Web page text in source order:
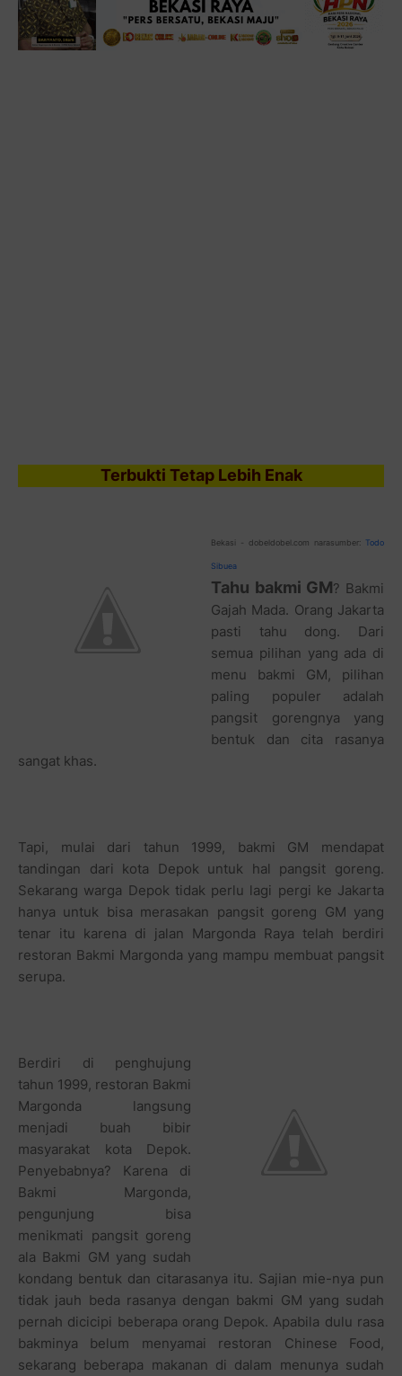
Terbukti Tetap Lebih Enak
Bekasi - dobeldobel.com narasumber: Todo
Sibuea
Tahu bakmi GM? Bakmi
Gajah Mada. Orang Jakarta
pasti tahu dong. Dari
semua pilihan yang ada di
menu bakmi GM, pilihan
paling populer adalah
pangsit gorengnya yang
bentuk dan cita rasanya
sangat khas.
Tapi, mulai dari tahun 1999, bakmi GM mendapat
tandingan dari kota Depok untuk hal pangsit goreng.
Sekarang warga Depok tidak perlu lagi pergi ke Jakarta
hanya untuk bisa merasakan pangsit goreng GM yang
tenar itu karena di jalan Margonda Raya telah berdiri
restoran Bakmi Margonda yang mampu membuat pangsit
serupa.
Berdiri di penghujung
tahun 1999, restoran Bakmi
Margonda langsung
menjadi buah bibir
masyarakat kota Depok.
Penyebabnya? Karena di
Bakmi Margonda,
pengunjung bisa
menikmati pangsit goreng
ala Bakmi GM yang sudah
kondang bentuk dan citarasanya itu. Sajian mie-nya pun
tidak jauh beda rasanya dengan bakmi GM yang sudah
pernah dicicipi beberapa orang Depok. Apabila dulu rasa
bakminya belum menyamai restoran Chinese Food,
sekarang beberapa makanan di dalam menunya sudah